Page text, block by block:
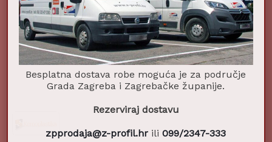
Besplatna dostava robe moguća je za područje
Grada Zagreba i Zagrebačke županije.
Rezerviraj dostavu
zpprodaja@z-profil.hr ili099/2347-333